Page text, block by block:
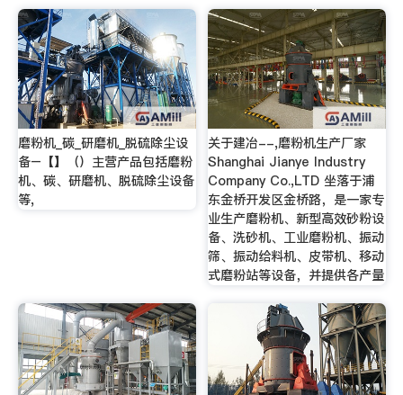
磨粉机_碳_研磨机_脱硫除尘设
备–【】（）主营产品包括磨粉
机、碳、研磨机、脱硫除尘设备
等,
关于建冶--,磨粉机生产厂家
Shanghai Jianye Industry
Company Co.,LTD 坐落于浦
东金桥开发区金桥路，是一家专
业生产磨粉机、新型高效砂粉设
备、洗砂机、工业磨粉机、振动
筛、振动给料机、皮带机、移动
式磨粉站等设备，并提供各产量